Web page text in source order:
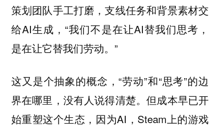
策划团队手工打磨，支线任务和背景素材交
给AI生成，“我们不是在让AI替我们思考，
是在让它替我们劳动。”
这又是个抽象的概念，“劳动”和“思考”的边
界在哪里，没有人说得清楚。但成本早已开
始重塑这个生态，因为AI，Steam上的游戏